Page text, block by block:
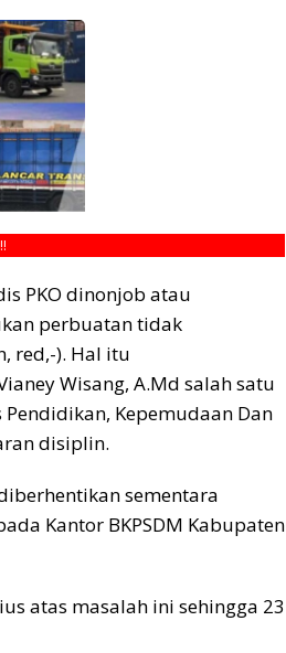
PKO dinonjob atau
perbuatan tidak
red,-). Hal itu
Wisang, A.Md salah satu
Kepemudaan Dan
disiplin.
sementara
Kantor BKPSDM Kabupaten
atas masalah ini sehingga 23